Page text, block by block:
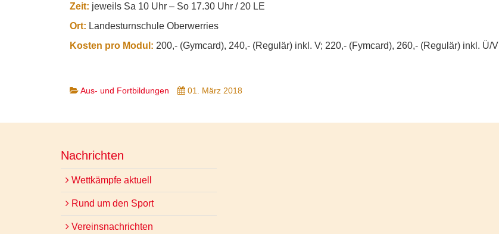
Zeit: jeweils Sa 10 Uhr – So 17.30 Uhr / 20 LE
Ort: Landesturnschule Oberwerries
Kosten pro Modul: 200,- (Gymcard), 240,- (Regulär) inkl. V; 220,- (Fymcard), 260,- (Regulär) inkl. Ü/V
Aus- und Fortbildungen 01. März 2018
Nachrichten
Wettkämpfe aktuell
Rund um den Sport
Vereinsnachrichten